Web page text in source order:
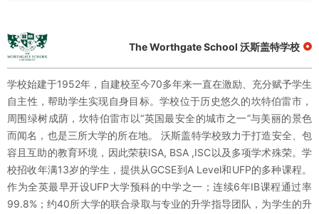
The Worthgate School 沃斯盖特学校
学校始建于1952年，自建校至今70多年来一直在激励、充分赋予学生
自主性，帮助学生实现自身目标。学校位于历史悠久的坎特伯雷市，
周围绿树成荫，坎特伯雷市以“英国最安全的城市之一”与美丽的景色
而闻名，也是三所大学的所在地。 沃斯盖特学校致力于打造安全、包
容且互助的教育环境，因此荣获ISA, BSA ,ISC以及多项学术殊荣。学
校招收年满13岁的学生，提供从GCSE到A Level和UFP的多种课程。
作为全英最早开设UFP大学预科的中学之一；连续6年IB课程通过率
99.8%；约40所大学的联合录取与专业的升学指导团队，为学生的升